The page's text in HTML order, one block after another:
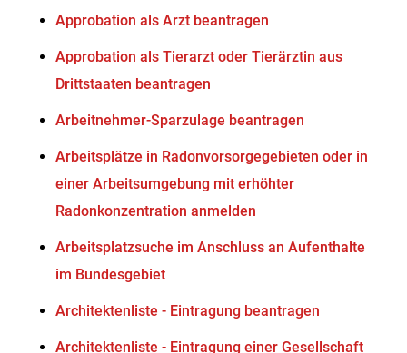
Approbation als Arzt beantragen
Approbation als Tierarzt oder Tierärztin aus
Drittstaaten beantragen
Arbeitnehmer-Sparzulage beantragen
Arbeitsplätze in Radonvorsorgegebieten oder in
einer Arbeitsumgebung mit erhöhter
Radonkonzentration anmelden
Arbeitsplatzsuche im Anschluss an Aufenthalte
im Bundesgebiet
Architektenliste - Eintragung beantragen
Architektenliste - Eintragung einer Gesellschaft